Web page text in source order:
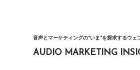
音声とマーケティングの"いま"を探求するウェ
AUDIO MARKETING